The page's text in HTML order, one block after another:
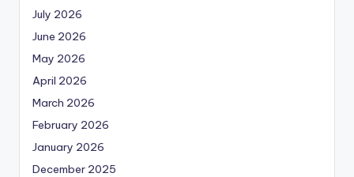
July 2026
June 2026
May 2026
April 2026
March 2026
February 2026
January 2026
December 2025